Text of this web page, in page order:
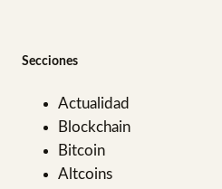
Secciones
Actualidad
Blockchain
Bitcoin
Altcoins